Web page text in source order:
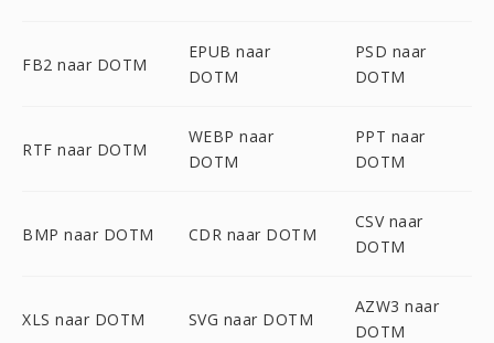
FB2 naar DOTM
EPUB naar
DOTM
PSD naar
DOTM
RTF naar DOTM
WEBP naar
DOTM
PPT naar
DOTM
BMP naar DOTM CDR naar DOTM
CSV naar
DOTM
XLS naar DOTM SVG naar DOTM
AZW3 naar
DOTM